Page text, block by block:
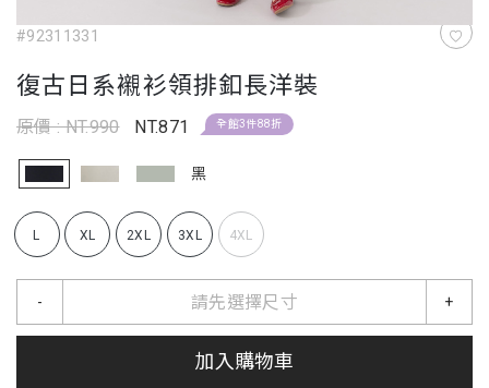
#92311331
復古日系襯衫領排釦長洋裝
原價 : NT.990 NT.871 全館3件88折
黑
L XL 2XL 3XL 4XL
請先選擇尺寸
- +
加入購物車